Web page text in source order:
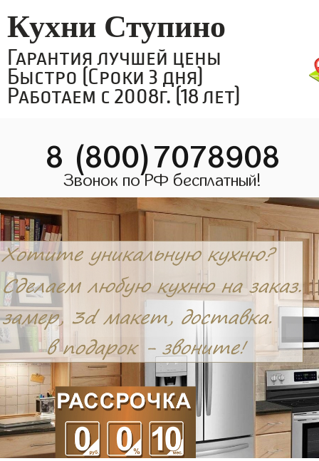
Кухни Ступино
Гарантия лучшей цены
Быстро (Сроки 3 дня)
Работаем с 2008г. (18 лет)
8 (800)7078908
Звонок по РФ бесплатный!